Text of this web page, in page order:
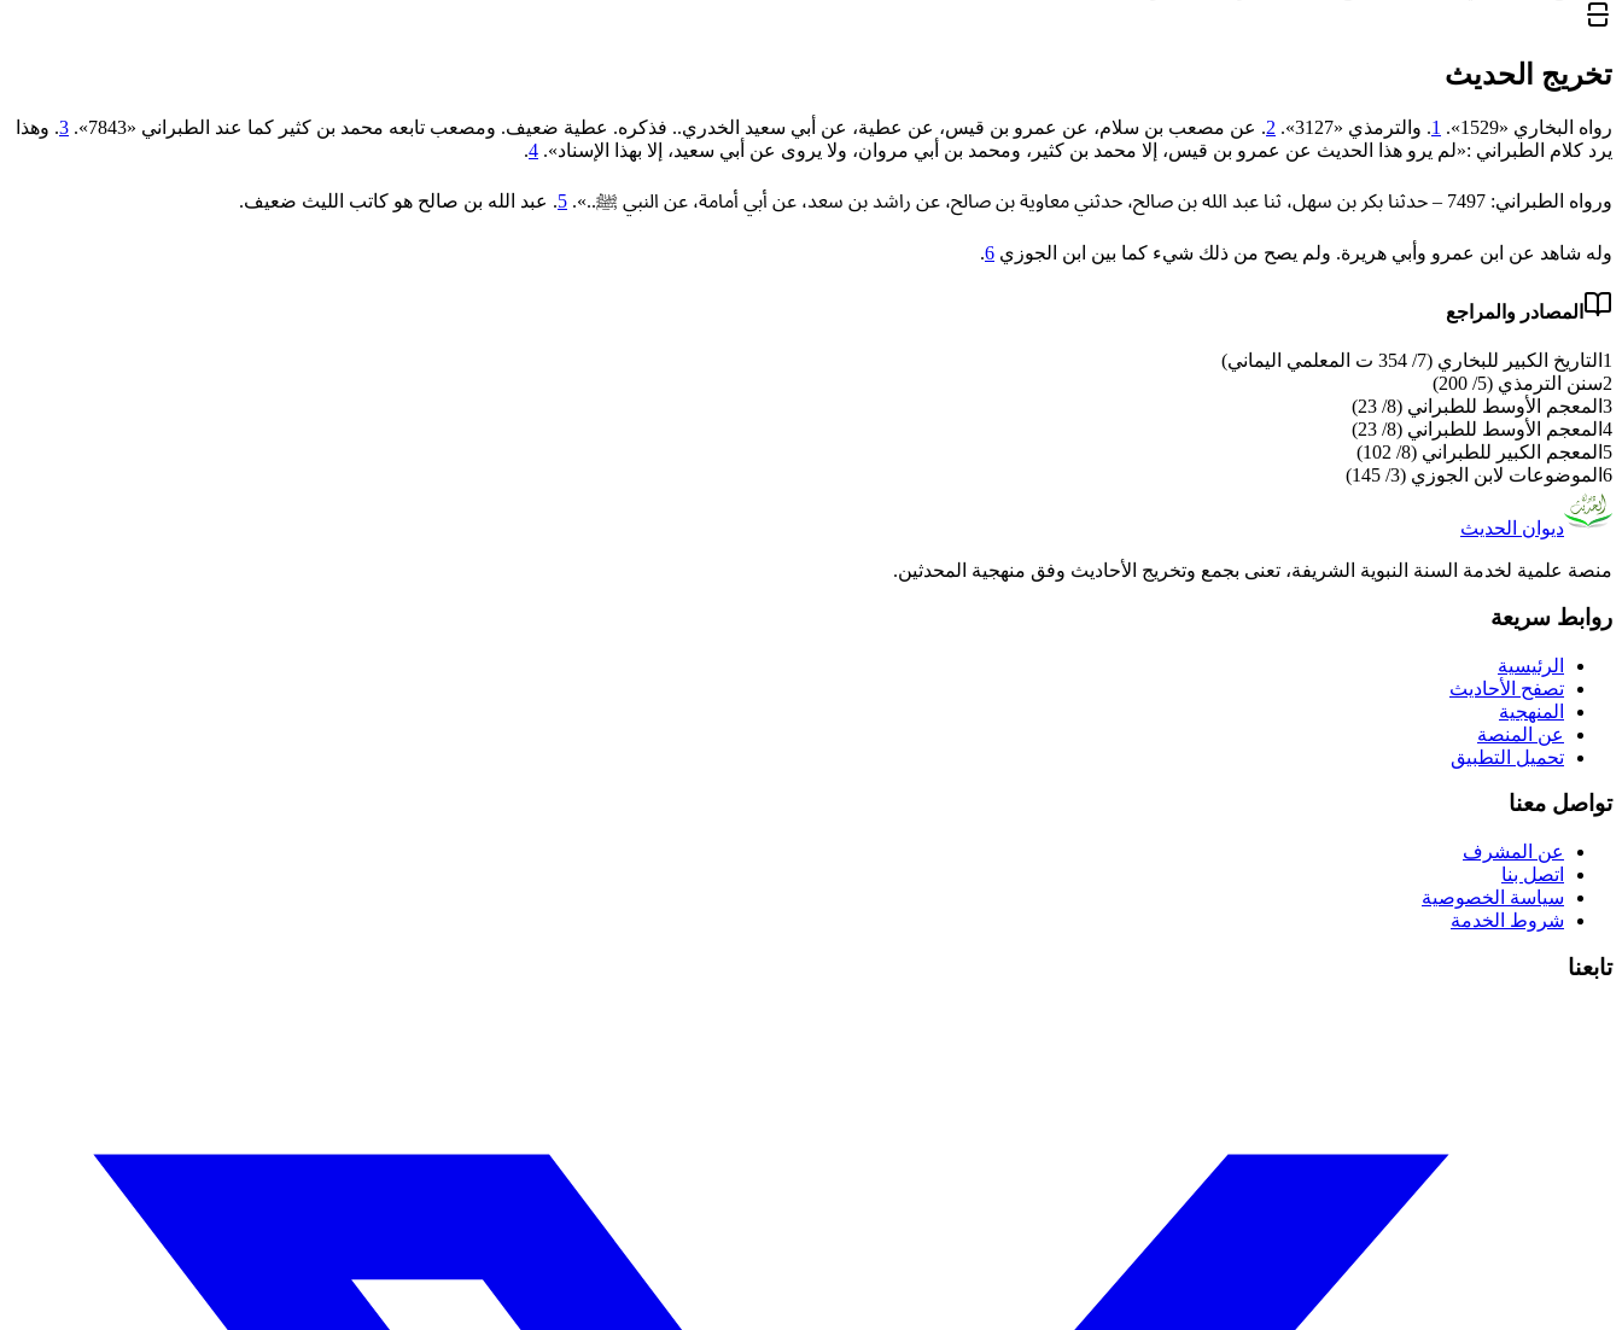
تخريج الحديث
رواه البخاري «1529». 1. والترمذي «3127». 2. عن مصعب بن سلام، عن عمرو بن قيس، عن عطية، عن أبي سعيد الخدري.. فذكره. عطية ضعيف. ومصعب تابعه محمد بن كثير كما عند الطبراني «7843». 3. وهذا
يرد كلام الطبراني :«لم يرو هذا الحديث عن عمرو بن قيس، إلا محمد بن كثير، ومحمد بن أبي مروان، ولا يروى عن أبي سعيد، إلا بهذا الإسناد». 4
.
ورواه الطبراني: 7497 – حدثنا بكر بن سهل، ثنا عبد الله بن صالح، حدثني معاوية بن صالح، عن راشد بن سعد، عن أبي أمامة، عن النبي ﷺ..». 5. عبد الله بن صالح هو كاتب الليث ضعيف.
وله شاهد عن ابن عمرو وأبي هريرة. ولم يصح من ذلك شيء كما بين ابن الجوزي 6
.
المصادر والمراجع
1 التاريخ الكبير للبخاري (7/ 354 ت المعلمي اليماني)
2سنن الترمذي (5/ 200)
3 المعجم الأوسط للطبراني (8/ 23)
4 المعجم الأوسط للطبراني (8/ 23)
5 المعجم الكبير للطبراني (8/ 102)
6 الموضوعات لابن الجوزي (3/ 145)
ديوان الحديث
منصة علمية لخدمة السنة النبوية الشريفة، تعنى بجمع وتخريج الأحاديث وفق منهجية المحدثين.
روابط سريعة
الرئيسية
تصفح الأحاديث
المنهجية
عن المنصة
تحميل التطبيق
تواصل معنا
عن المشرف
اتصل بنا
سياسة الخصوصية
شروط الخدمة
تابعنا